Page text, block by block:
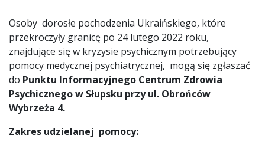
Osoby dorosłe pochodzenia Ukraińskiego, które
przekroczyły granicę po 24 lutego 2022 roku,
znajdujące się w kryzysie psychicznym potrzebujący
pomocy medycznej psychiatrycznej, mogą się zgłaszać
do Punktu Informacyjnego Centrum Zdrowia
Psychicznego w Słupsku przy ul. Obrońców
Wybrzeża 4.
Zakres udzielanej pomocy: